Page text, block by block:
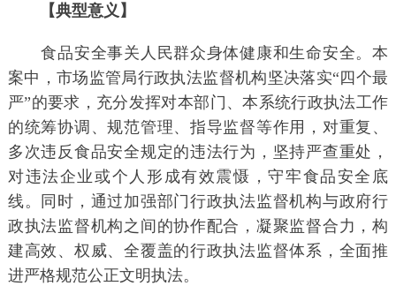
【典型意义】
食品安全事关人民群众身体健康和生命安全。本
案中，市场监管局行政执法监督机构坚决落实“四个最
严”的要求，充分发挥对本部门、本系统行政执法工作
的统筹协调、规范管理、指导监督等作用，对重复、
多次违反食品安全规定的违法行为，坚持严查重处，
对违法企业或个人形成有效震慑，守牢食品安全底
线。同时，通过加强部门行政执法监督机构与政府行
政执法监督机构之间的协作配合，凝聚监督合力，构
建高效、权威、全覆盖的行政执法监督体系，全面推
进严格规范公正文明执法。